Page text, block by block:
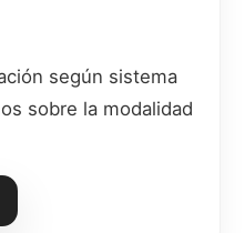
según sistema
sobre la modalidad